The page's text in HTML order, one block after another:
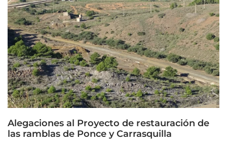
Alegaciones al Proyecto de restauración de
las ramblas de Ponce y Carrasquilla